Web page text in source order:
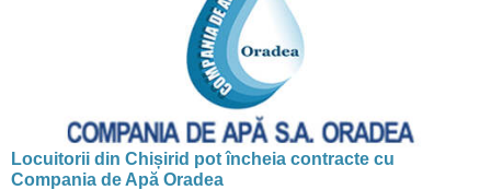
Locuitorii din Chișirid pot încheia contracte cu
Compania de Apă Oradea